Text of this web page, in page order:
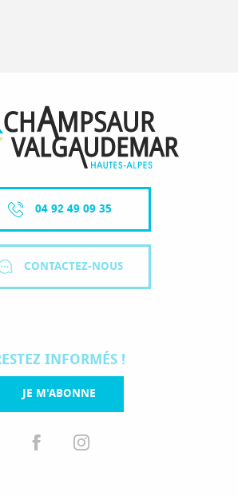
04 92 49 09 35
CONTACTEZ-NOUS
INFORMÉS !
JE M'ABONNE